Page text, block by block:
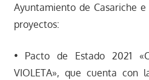
Ayuntamiento de Casariche
proyectos:
• Pacto de Estado 2021
VIOLETA», que cuenta con